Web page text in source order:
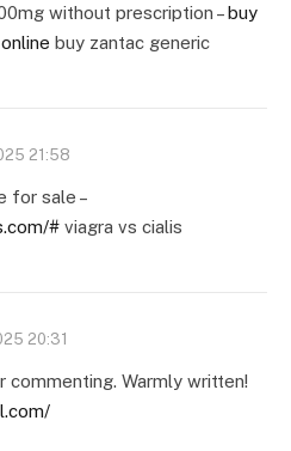
without prescription –buy
buy zantac generic
21:58
for sale –
# viagra vs cialis
20:31
commenting. Warmly written!